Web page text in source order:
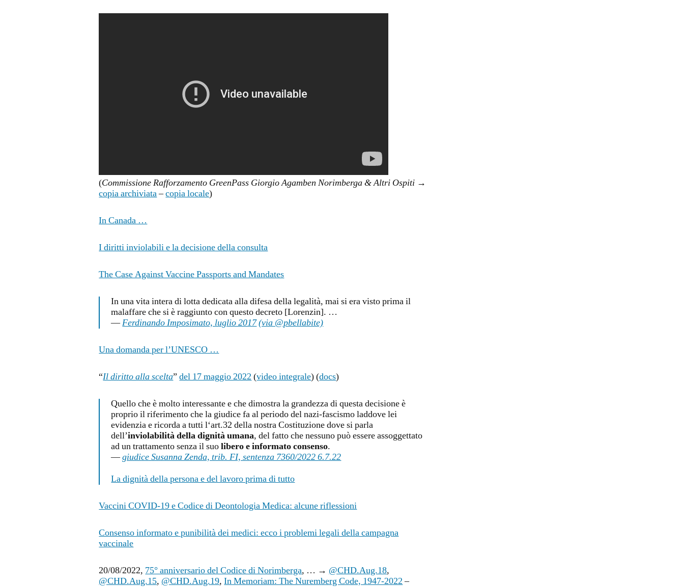
(Commissione Rafforzamento GreenPass GiorgioAgamben Norimberga & Altri Ospiti →
copia archiviata–copia locale)
In Canada …
I diritti inviolabili e la decisione della consulta
The Case Against Vaccine Passports and Mandates
In una vita intera di lotta dedicata alla difesa della legalità, mai si era visto prima il
malaffare che si è raggiunto con questo decreto [Lorenzin]. …
—Ferdinando Imposimato, luglio 2017(via @pbellabite)
Una domanda per l’UNESCO …
“Il diritto alla scelta”del 17 maggio 2022 (video integrale) (docs)
Quello che è molto interessante e che dimostra la grandezza di questa decisione è
proprio il riferimento che la giudice fa al periodo del nazi-fascismo laddove lei
evidenzia e ricorda a tutti l‘art.32 della nostra Costituzione dove si parla
dell’inviolabilità della dignità umana, del fatto che nessuno può essere assoggettato
ad un trattamento senza il suolibero e informato consenso.
—giudice Susanna Zenda, trib. FI, sentenza 7360/2022 6.7.22
La dignità della persona e del lavoro prima di tutto
Vaccini COVID-19 e Codice di Deontologia Medica: alcune riflessioni
Consenso informato e punibilità dei medici: ecco i problemi legali della campagna
vaccinale
20/08/2022, 75° anniversario del Codice di Norimberga, … → @CHD.Aug.18,
@CHD.Aug.15, @CHD.Aug.19,In Memoriam: The Nuremberg Code, 1947-2022–